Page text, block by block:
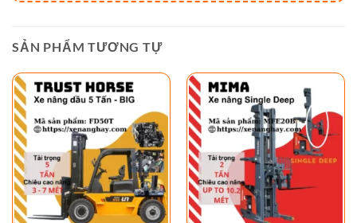
SẢN PHẨM TƯƠNG TỰ